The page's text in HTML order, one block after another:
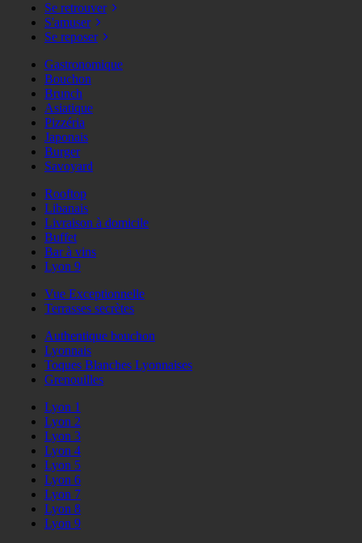
Se retrouver
S'amuser
Se reposer
Gastronomique
Bouchon
Brunch
Asiatique
Pizzéria
Japonais
Burger
Savoyard
Rooftop
Libanais
Livraison à domicile
Buffet
Bar à vins
Lyon 9
Vue Exceptionnelle
Terrasses secrètes
Authentique bouchon
Lyonnais
Toques Blanches Lyonnaises
Grenouilles
Lyon 1
Lyon 2
Lyon 3
Lyon 4
Lyon 5
Lyon 6
Lyon 7
Lyon 8
Lyon 9